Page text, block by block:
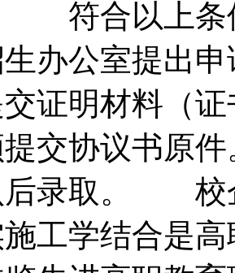
符合以上条
办公室提出
证明材料（
交协议书原
后录取。 校
工学结合是